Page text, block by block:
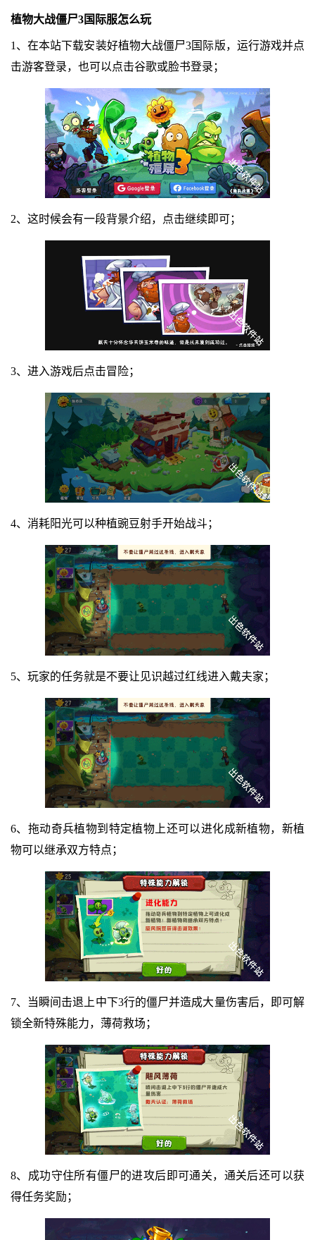
植物大战僵尸3国际服怎么玩
1、在本站下载安装好植物大战僵尸3国际版，运行游戏并点
击游客登录，也可以点击谷歌或脸书登录；
2、这时候会有一段背景介绍，点击继续即可；
3、进入游戏后点击冒险；
4、消耗阳光可以种植豌豆射手开始战斗；
5、玩家的任务就是不要让见识越过红线进入戴夫家；
6、拖动奇兵植物到特定植物上还可以进化成新植物，新植
物可以继承双方特点；
7、当瞬间击退上中下3行的僵尸并造成大量伤害后，即可解
锁全新特殊能力，薄荷救场；
8、成功守住所有僵尸的进攻后即可通关，通关后还可以获
得任务奖励；